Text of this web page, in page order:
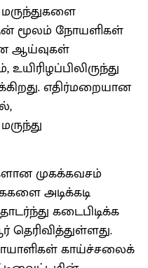
மூலம் நோயளிகள்
ஆய்வுகள்
எதிர்மறையான
முகக்கவசம்
அடிக்கடி
கடைபிடிக்க
காய்ச்சலைக்